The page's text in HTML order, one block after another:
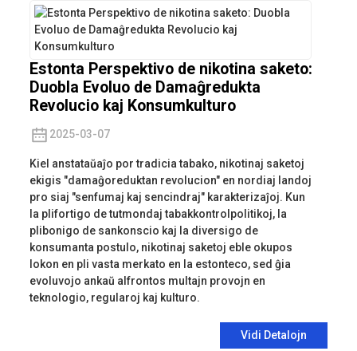
Estonta Perspektivo de nikotina saketo:
Duobla Evoluo de Damaĝredukta
Revolucio kaj Konsumkulturo
2025-03-07
Kiel anstataŭaĵo por tradicia tabako, nikotinaj saketoj
ekigis "damaĝoreduktan revolucion" en nordiaj landoj
pro siaj "senfumaj kaj sencindraj" karakterizaĵoj. Kun
la plifortigo de tutmondaj tabakkontrolpolitikoj, la
plibonigo de sankonscio kaj la diversigo de
konsumanta postulo, nikotinaj saketoj eble okupos
lokon en pli vasta merkato en la estonteco, sed ĝia
evoluvojo ankaŭ alfrontos multajn provojn en
teknologio, regularoj kaj kulturo.
Vidi Detalojn